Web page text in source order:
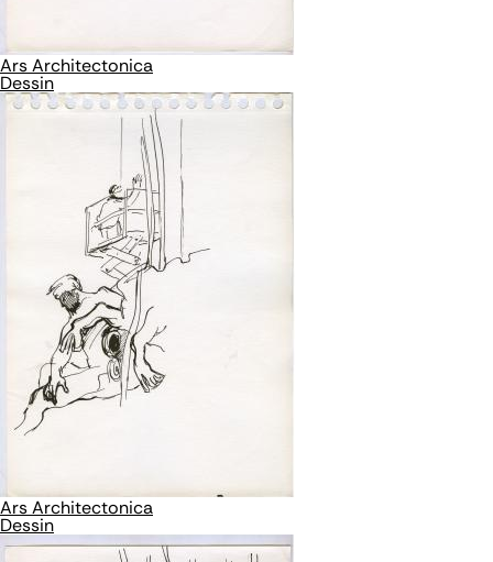
Ars Architectonica
Dessin
Ars Architectonica
Dessin